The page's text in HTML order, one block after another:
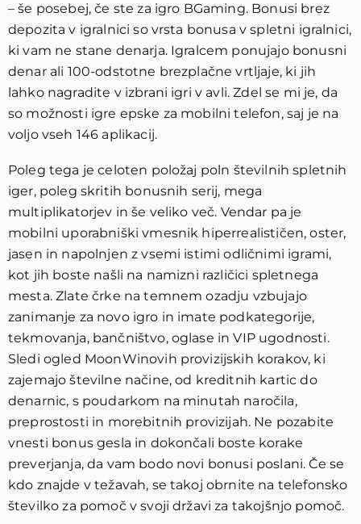
– še posebej, če ste za igro BGaming. Bonusi brez
depozita v igralnici so vrsta bonusa v spletni igralnici,
ki vam ne stane denarja. Igralcem ponujajo bonusni
denar ali 100-odstotne brezplačne vrtljaje, ki jih
lahko nagradite v izbrani igri v avli. Zdel se mi je, da
so možnosti igre epske za mobilni telefon, saj je na
voljo vseh 146 aplikacij.
Poleg tega je celoten položaj poln številnih spletnih
iger, poleg skritih bonusnih serij, mega
multiplikatorjev in še veliko več. Vendar pa je
mobilni uporabniški vmesnik hiperrealističen, oster,
jasen in napolnjen z vsemi istimi odličnimi igrami,
kot jih boste našli na namizni različici spletnega
mesta. Zlate črke na temnem ozadju vzbujajo
zanimanje za novo igro in imate podkategorije,
tekmovanja, bančništvo, oglase in VIP ugodnosti.
Sledi ogled MoonWinovih provizijskih korakov, ki
zajemajo številne načine, od kreditnih kartic do
denarnic, s poudarkom na minutah naročila,
preprostosti in morebitnih provizijah. Ne pozabite
vnesti bonus gesla in dokončali boste korake
preverjanja, da vam bodo novi bonusi poslani. Če se
kdo znajde v težavah, se takoj obrnite na telefonsko
številko za pomoč v svoji državi za takojšnjo pomoč.